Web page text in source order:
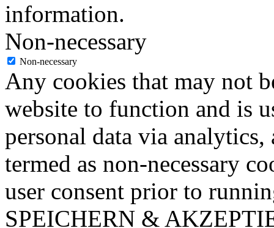
information.
Non-necessary
Non-necessary
Any cookies that may not
website to function and is
personal data via analytics,
termed as non-necessary
user consent prior to
SPEICHERN &